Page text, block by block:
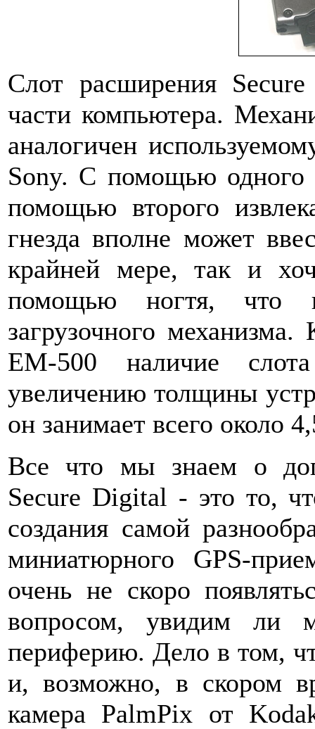
Cлот расширения
части компьютера.
аналогичен
Sony. С помощью одного
помощью второго
гнезда вполне может
крайней мере, так и
помощью ногтя, что
загрузочного
EM-500 наличие
увеличению толщины
он занимает всего около
Все что мы знаем о
Secure Digital - это то,
создания самой
миниатюрного GPS-
очень не скоро
вопросом, увидим ли
периферию. Дело в том,
и, возможно, в скором
камера PalmPix от